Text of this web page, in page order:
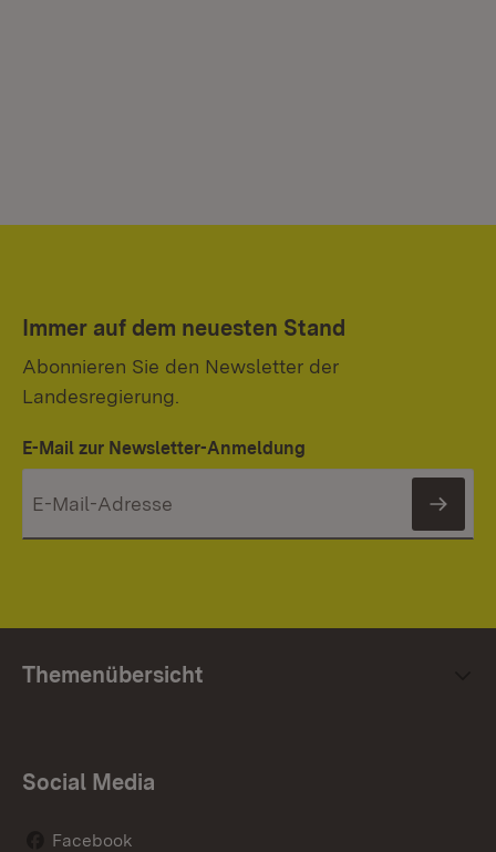
Immer auf dem neuesten Stand
Abonnieren Sie den Newsletter der
Landesregierung.
E-Mail zur Newsletter-Anmeldung
Themenübersicht
Social Media
Facebook